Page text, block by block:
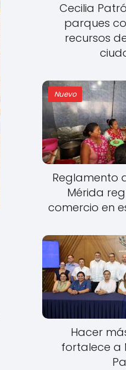
Cecilia
parques
recursos
Nuevo
Reglamento
Mérida
comercio en
Hacer
fortalece a